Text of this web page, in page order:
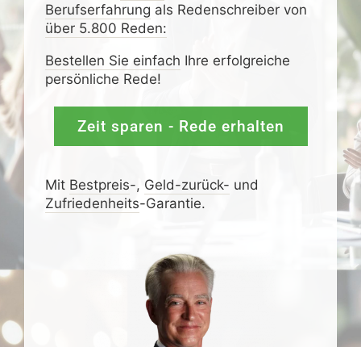
Berufserfahrung als Redenschreiber von
über 5.800 Reden:
Bestellen Sie einfach Ihre erfolgreiche
persönliche Rede!
Zeit sparen - Rede erhalten
Mit Bestpreis-, Geld-zurück- und
Zufrieden­­heits-Garantie.